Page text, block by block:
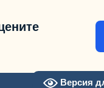
Версия